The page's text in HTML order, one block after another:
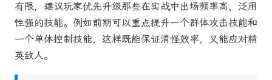
有限，建议玩家优先升级那些在实战中出场频率高、泛用
性强的技能。例如前期可以重点提升一个群体攻击技能和
一个单体控制技能，这样既能保证清怪效率，又能应对精
英敌人。